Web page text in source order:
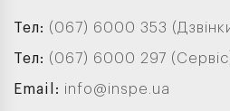
Тел: (067) 6000 353
Тел: (067) 6000 297
Email: info@inspe.ua